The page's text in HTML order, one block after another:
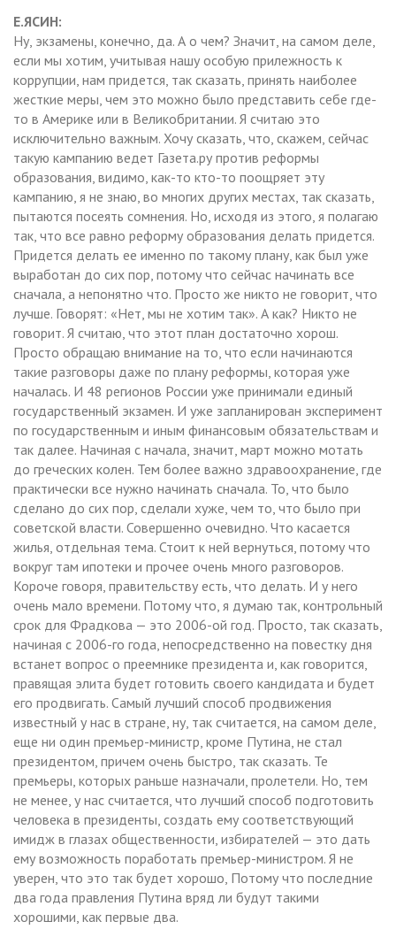
Е.ЯСИН:
Ну, экзамены, конечно, да. А о чем? Значит, на самом деле,
если мы хотим, учитывая нашу особую прилежность к
коррупции, нам придется, так сказать, принять наиболее
жесткие меры, чем это можно было представить себе где-
то в Америке или в Великобритании. Я считаю это
исключительно важным. Хочу сказать, что, скажем, сейчас
такую кампанию ведет Газета.ру против реформы
образования, видимо, как-то кто-то поощряет эту
кампанию, я не знаю, во многих других местах, так сказать,
пытаются посеять сомнения. Но, исходя из этого, я полагаю
так, что все равно реформу образования делать придется.
Придется делать ее именно по такому плану, как был уже
выработан до сих пор, потому что сейчас начинать все
сначала, а непонятно что. Просто же никто не говорит, что
лучше. Говорят: «Нет, мы не хотим так». А как? Никто не
говорит. Я считаю, что этот план достаточно хорош.
Просто обращаю внимание на то, что если начинаются
такие разговоры даже по плану реформы, которая уже
началась. И 48 регионов России уже принимали единый
государственный экзамен. И уже запланирован эксперимент
по государственным и иным финансовым обязательствам и
так далее. Начиная с начала, значит, март можно мотать
до греческих колен. Тем более важно здравоохранение, где
практически все нужно начинать сначала. То, что было
сделано до сих пор, сделали хуже, чем то, что было при
советской власти. Совершенно очевидно. Что касается
жилья, отдельная тема. Стоит к ней вернуться, потому что
вокруг там ипотеки и прочее очень много разговоров.
Короче говоря, правительству есть, что делать. И у него
очень мало времени. Потому что, я думаю так, контрольный
срок для Фрадкова — это 2006-ой год. Просто, так сказать,
начиная с 2006-го года, непосредственно на повестку дня
встанет вопрос о преемнике президента и, как говорится,
правящая элита будет готовить своего кандидата и будет
его продвигать. Самый лучший способ продвижения
известный у нас в стране, ну, так считается, на самом деле,
еще ни один премьер-министр, кроме Путина, не стал
президентом, причем очень быстро, так сказать. Те
премьеры, которых раньше назначали, пролетели. Но, тем
не менее, у нас считается, что лучший способ подготовить
человека в президенты, создать ему соответствующий
имидж в глазах общественности, избирателей — это дать
ему возможность поработать премьер-министром. Я не
уверен, что это так будет хорошо, Потому что последние
два года правления Путина вряд ли будут такими
хорошими, как первые два.